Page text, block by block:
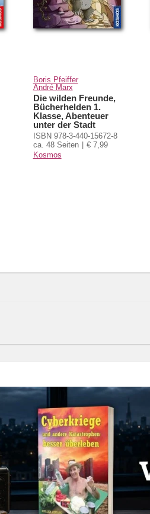
Boris Pfeiffer
André Marx
Die wilden Freunde,
Bücherhelden 1.
Klasse, Abenteuer
unter der Stadt
ISBN 978-3-440-15672-8
ca. 48 Seiten
€ 7,99
Kosmos